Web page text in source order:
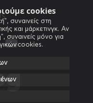
cookies
συναινείς στη
και μάρκετινγκ. Αν
συναινείς μόνο για
cookies.